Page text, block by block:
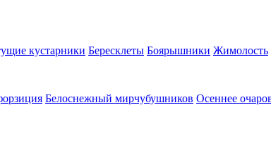
кустарники Бересклеты Боярышники Жимолость
Белоснежный мирчубушников Осеннее